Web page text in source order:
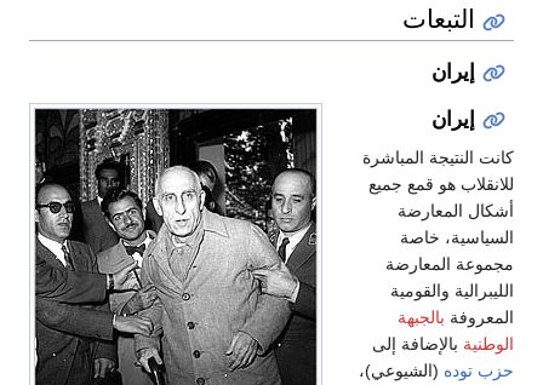
التبعات
إيران
إيران
كانت النتيجة المباشرة
للانقلاب هو قمع جميع
أشكال المعارضة
السياسية، خاصة
مجموعة المعارضة
الليبرالية والقومية
المعروفة بالجبهة
الوطنية بالإضافة إلى
حزب توده (الشيوعي)،